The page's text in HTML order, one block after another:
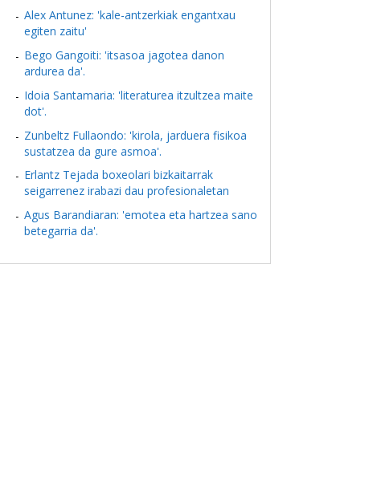
Alex Antunez: 'kale-antzerkiak engantxau
egiten zaitu'
Bego Gangoiti: 'itsasoa jagotea danon
ardurea da'.
Idoia Santamaria: 'literaturea itzultzea maite
dot'.
Zunbeltz Fullaondo: 'kirola, jarduera fisikoa
sustatzea da gure asmoa'.
Erlantz Tejada boxeolari bizkaitarrak
seigarrenez irabazi dau profesionaletan
Agus Barandiaran: 'emotea eta hartzea sano
betegarria da'.